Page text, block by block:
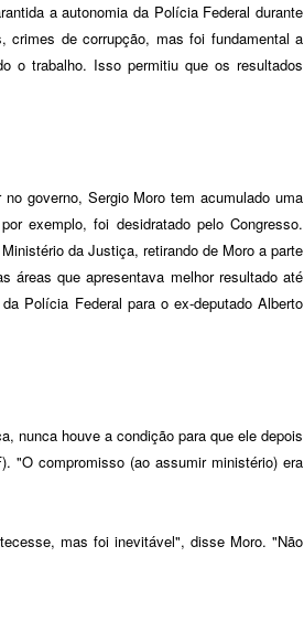
a autonomia da Polícia Federal durante
crimes de corrupção, mas foi fundamental a
o trabalho. Isso permitiu que os resultados
governo, Sergio Moro tem acumulado uma
exemplo, foi desidratado pelo Congresso.
da Justiça, retirando de Moro a parte
áreas que apresentava melhor resultado até
Polícia Federal para o ex-deputado Alberto
nunca houve a condição para que ele depois
"O compromisso (ao assumir ministério) era
mas foi inevitável", disse Moro. "Não